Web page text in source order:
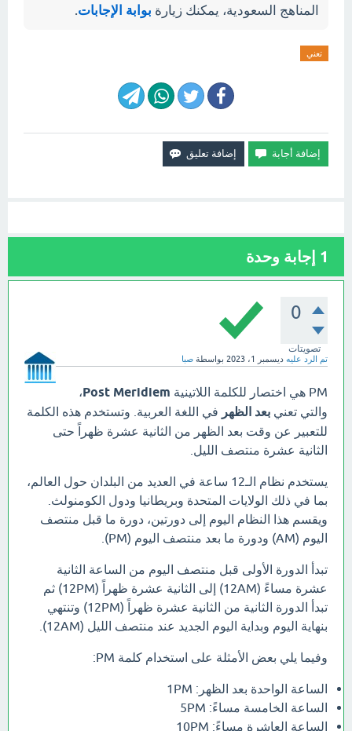
المناهج السعودية، يمكنك زيارة بوابة الإجابات.
تعني
1 إجابة وحدة
0
تصويتات
تم الرد عليه ديسمبر 1، 2023 بواسطة صبا
PM هي اختصار للكلمة اللاتينية Post Meridiem،
والتي تعني بعد الظهر في اللغة العربية. وتستخدم هذه الكلمة
للتعبير عن وقت بعد الظهر من الثانية عشرة ظهراً حتى
الثانية عشرة منتصف الليل.
يستخدم نظام الـ12 ساعة في العديد من البلدان حول العالم،
بما في ذلك الولايات المتحدة وبريطانيا ودول الكومنولث.
ويقسم هذا النظام اليوم إلى دورتين، دورة ما قبل منتصف
اليوم (AM) ودورة ما بعد منتصف اليوم (PM).
تبدأ الدورة الأولى قبل منتصف اليوم من الساعة الثانية
عشرة مساءً (12AM) إلى الثانية عشرة ظهراً (12PM) ثم
تبدأ الدورة الثانية من الثانية عشرة ظهراً (12PM) وتنتهي
بنهاية اليوم وبداية اليوم الجديد عند منتصف الليل (12AM).
وفيما يلي بعض الأمثلة على استخدام كلمة PM:
الساعة الواحدة بعد الظهر: 1PM
الساعة الخامسة مساءً: 5PM
الساعة العاشرة مساءً: 10PM